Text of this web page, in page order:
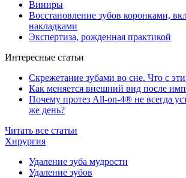
Виниры
Восстановление зубов коронками,
накладками
Экспертиза, рожденная практикой
Интересные статьи
Скрежетание зубами во сне. Что с
Как меняется внешний вид после
Почему протез All-on-4® не всегда
же день?
Читать все статьи
Хирургия
Удаление зуба мудрости
Удаление зубов